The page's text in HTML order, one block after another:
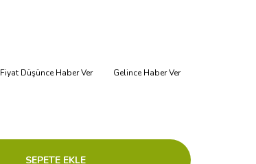
Fiyat Düşünce Haber Ver Gelince Haber Ver